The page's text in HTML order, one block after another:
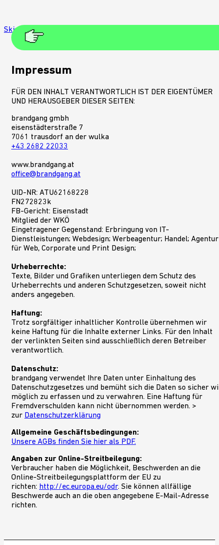
Skip to main content
Impressum
FÜR DEN INHALT VERANTWORTLICH IST DER EIGENTÜMER
UND HERAUSGEBER DIESER SEITEN:
brandgang gmbh
eisenstädterstraße 7
7061 trausdorf an der wulka
+43 2682 22033
www.brandgang.at
office@brandgang.at
UID-NR: ATU62168228
FN272823k
FB-Gericht: Eisenstadt
Mitglied der WKÖ
Eingetragener Gegenstand: Erbringung von IT-
Dienstleistungen; Webdesign; Werbeagentur; Handel; Agentur
für Web, Corporate und Print Design;
Urheberrechte:
Texte, Bilder und Grafiken unterliegen dem Schutz des
Urheberrechts und anderen Schutzgesetzen, soweit nicht
anders angegeben.
Haftung:
Trotz sorgfältiger inhaltlicher Kontrolle übernehmen wir
keine Haftung für die Inhalte externer Links. Für den Inhalt
der verlinkten Seiten sind ausschließlich deren Betreiber
verantwortlich.
Datenschutz:
brandgang verwendet Ihre Daten unter Einhaltung des
Datenschutzgesetzes und bemüht sich die Daten so sicher
möglich zu erfassen und zu verwahren. Eine Haftung für
Fremdverschulden kann nicht übernommen werden. >
zur Datenschutzerklärung
Allgemeine Geschäftsbedingungen:
Unsere AGBs finden Sie hier als PDF.
Angaben zur Online-Streitbeilegung:
Verbraucher haben die Möglichkeit, Beschwerden an die
Online-Streitbeilegungsplattform der EU zu
richten: http://ec.europa.eu/odr. Sie können allfällige
Beschwerde auch an die oben angegebene E-Mail-Adresse
richten.